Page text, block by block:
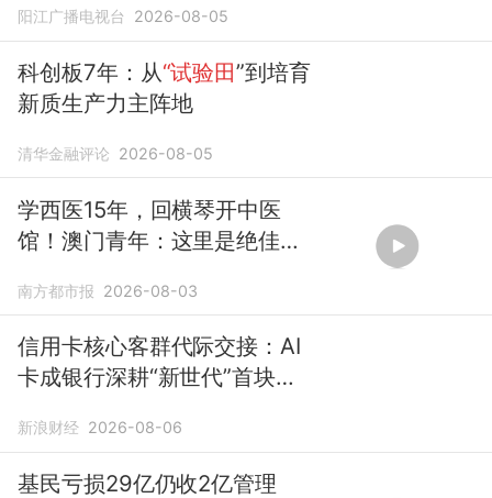
阳江广播电视台 2026-08-05
科创板7年：从“试验田”到培育
新质生产力主阵地
清华金融评论 2026-08-05
学西医15年，回横琴开中医
馆！澳门青年：这里是绝佳试
南方都市报 2026-08-03
信用卡核心客群代际交接：AI
卡成银行深耕“新世代”首块试
新浪财经 2026-08-06
基民亏损29亿仍收2亿管理